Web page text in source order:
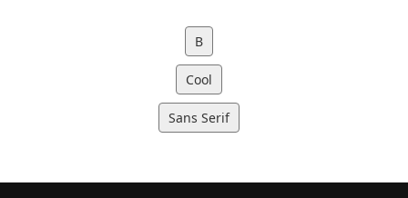
B
Cool
Sans Serif